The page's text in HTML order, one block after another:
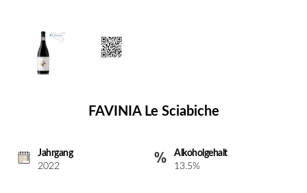
FAVINIA Le Sciabiche
Jahrgang
2022
Alkoholgehalt
13.5%